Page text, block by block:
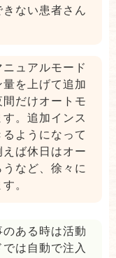
ない患者さん
ュアルモード
を上げて追加
だけオートモ
。追加インス
ようになって
ば休日はオー
うなど、徐々に
。
ある時は活動
は自動で注入